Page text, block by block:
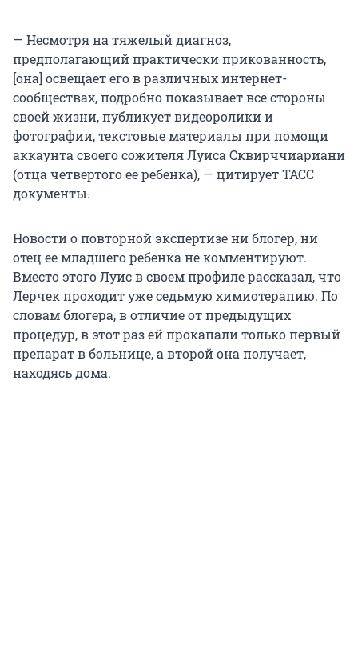
— Несмотря на тяжелый диагноз,
предполагающий практически прикованность,
[она] освещает его в различных интернет-
сообществах, подробно показывает все стороны
своей жизни, публикует видеоролики и
фотографии, текстовые материалы при помощи
аккаунта своего сожителя Луиса Сквирччиариани
(отца четвертого ее ребенка), — цитирует ТАСС
документы.
Новости о повторной экспертизе ни блогер, ни
отец ее младшего ребенка не комментируют.
Вместо этого Луис в своем профиле рассказал, что
Лерчек проходит уже седьмую химиотерапию. По
словам блогера, в отличие от предыдущих
процедур, в этот раз ей прокапали только первый
препарат в больнице, а второй она получает,
находясь дома.